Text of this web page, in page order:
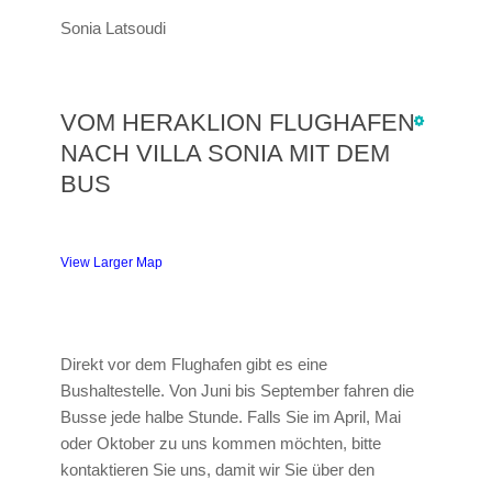
Sonia Latsoudi
VOM HERAKLION FLUGHAFEN
NACH VILLA SONIA MIT DEM
BUS
View Larger Map
Direkt vor dem Flughafen gibt es eine
Bushaltestelle. Von Juni bis September fahren die
Busse jede halbe Stunde. Falls Sie im April, Mai
oder Oktober zu uns kommen möchten, bitte
kontaktieren Sie uns, damit wir Sie über den